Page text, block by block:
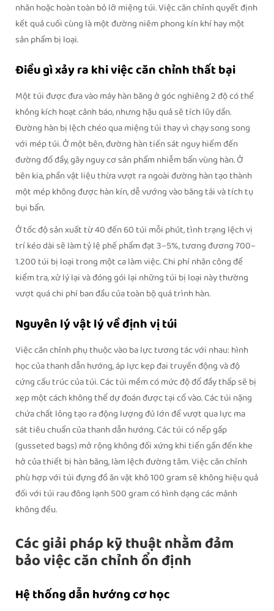
nhăn hoặc hoàn toàn bỏ lỡ miệng túi. Việc căn chỉnh quyết định
kết quả cuối cùng là một đường niêm phong kín khí hay một
sản phẩm bị loại.
Điều gì xảy ra khi việc căn chỉnh thất bại
Một túi được đưa vào máy hàn băng ở góc nghiêng 2 độ có thể
không kích hoạt cảnh báo, nhưng hậu quả sẽ tích lũy dần.
Đường hàn bị lệch chéo qua miệng túi thay vì chạy song song
với mép túi. Ở một bên, đường hàn tiến sát nguy hiểm đến
đường đổ đầy, gây nguy cơ sản phẩm nhiễm bẩn vùng hàn. Ở
bên kia, phần vật liệu thừa vượt ra ngoài đường hàn tạo thành
một mép không được hàn kín, dễ vướng vào băng tải và tích tụ
bụi bẩn.
Ở tốc độ sản xuất từ 40 đến 60 túi mỗi phút, tình trạng lệch vị
trí kéo dài sẽ làm tỷ lệ phế phẩm đạt 3–5%, tương đương 700–
1.200 túi bị loại trong một ca làm việc. Chi phí nhân công để
kiểm tra, xử lý lại và đóng gói lại những túi bị loại này thường
vượt quá chi phí ban đầu của toàn bộ quá trình hàn.
Nguyên lý vật lý về định vị túi
Việc căn chỉnh phụ thuộc vào ba lực tương tác với nhau: hình
học của thanh dẫn hướng, áp lực kẹp đai truyền động và độ
cứng cấu trúc của túi. Các túi mềm có mức độ đổ đầy thấp sẽ bị
xẹp một cách không thể dự đoán được tại cổ vào. Các túi nặng
chứa chất lỏng tạo ra động lượng đủ lớn để vượt qua lực ma
sát tiêu chuẩn của thanh dẫn hướng. Các túi có nếp gấp
(gusseted bags) mở rộng không đối xứng khi tiến gần đến khe
hở của thiết bị hàn băng, làm lệch đường tâm. Việc căn chỉnh
phù hợp với túi đựng đồ ăn vặt khô 100 gram sẽ không hiệu quả
đối với túi rau đông lạnh 500 gram có hình dạng các mảnh
không đều.
Các giải pháp kỹ thuật nhằm đảm
bảo việc căn chỉnh ổn định
Hệ thống dẫn hướng cơ học